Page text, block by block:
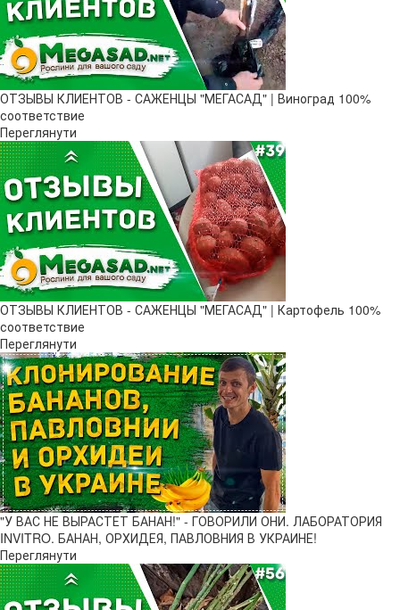
ОТЗЫВЫ КЛИЕНТОВ - САЖЕНЦЫ "МЕГАСАД" | Виноград 100%
соответствие
Переглянути
ОТЗЫВЫ КЛИЕНТОВ - САЖЕНЦЫ "МЕГАСАД" | Картофель 100%
соответствие
Переглянути
"У ВАС НЕ ВЫРАСТЕТ БАНАН!" - ГОВОРИЛИ ОНИ. ЛАБОРАТОРИЯ
INVITRO. БАНАН, ОРХИДЕЯ, ПАВЛОВНИЯ В УКРАИНЕ!
Переглянути